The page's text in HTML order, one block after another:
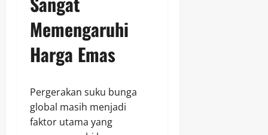
Memengaruhi
Harga Emas
Pergerakan suku bunga
global masih menjadi
faktor utama yang